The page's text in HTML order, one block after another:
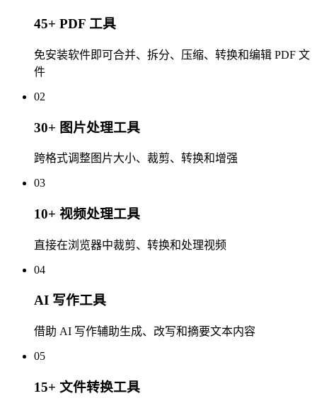
45+ PDF 工具
免安装软件即可合并、拆分、压缩、转换和编辑 PDF 文
件
02
30+ 图片处理工具
跨格式调整图片大小、裁剪、转换和增强
03
10+ 视频处理工具
直接在浏览器中裁剪、转换和处理视频
04
AI 写作工具
借助 AI 写作辅助生成、改写和摘要文本内容
05
15+ 文件转换工具